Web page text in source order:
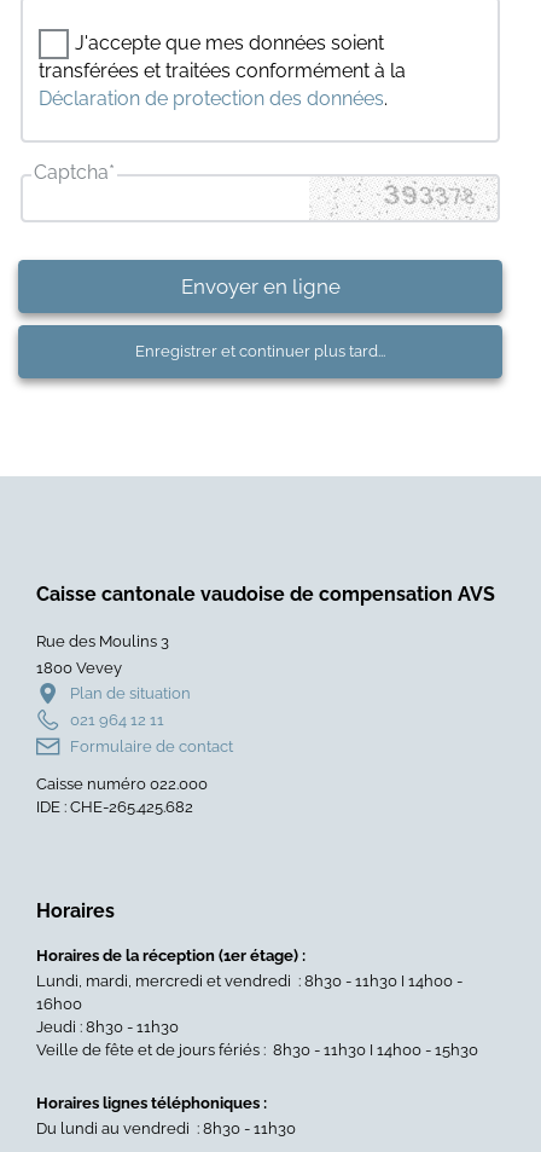
J'accepte que mes données soient
transférées et traitées conformément à la
Déclaration de protection des données.
Captcha*
Enregistrer et continuer plus tard...
Envoyer en ligne
Caisse cantonale vaudoise de compensation AVS
Rue des Moulins 3
1800 Vevey
Plan de situation
021 964 12 11
Formulaire de contact
Caisse numéro 022.000
IDE : CHE-265.425.682
Horaires
Horaires de la réception (1er étage) :
Lundi, mardi, mercredi et vendredi : 8h30 - 11h30 I 14h00 -
16h00
Jeudi : 8h30 - 11h30
Veille de fête et de jours fériés : 8h30 - 11h30 I 14h00 - 15h30
Horaires lignes téléphoniques :
Du lundi au vendredi : 8h30 - 11h30